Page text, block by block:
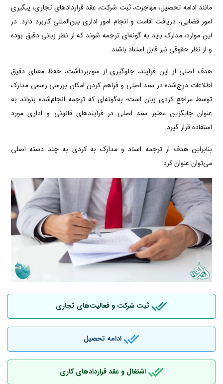
مانند ادامه تحصیل، مهاجرت، ثبت شرکت، عقد قراردادهای تجاری، پیگیری
امور قضایی، دریافت اقامت و انجام امور اداری بین‌المللی کاربرد دارد. در
این موارد، مدارک باید به گونه‌ای ترجمه شوند که از نظر زبانی دقیق بوده
و از نظر حقوقی نیز قابل استناد باشند.
هدف اصلی از این فرآیند، جلوگیری از سوءبرداشت، حفظ معنای دقیق
اطلاعات درج‌شده در سند اصلی و فراهم کردن امکان بررسی رسمی مدارک
توسط مراجع کردی زبان است؛ به‌گونه‌ای که ترجمه انجام‌شده بتواند به
عنوان جایگزین معتبر سند اصلی در فرآیندهای قانونی و اداری مورد
استفاده قرار گیرد.
بنابراین هدف از ترجمه اسناد و مدارک به کردی به چند دسته اصلی
می‌توان عنوان کرد:
ثبت شرکت و فعالیت‌های تجاری
ادامه تحصیل
اشتغال و عقد قراردادهای کاری